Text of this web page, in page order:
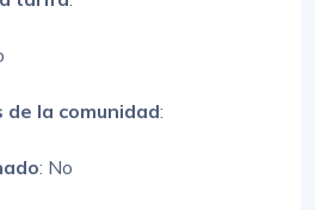
la comunidad:
: No